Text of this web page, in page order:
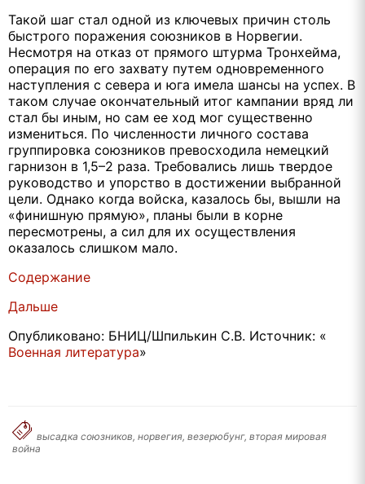
Такой шаг стал одной из ключевых причин столь
быстрого поражения союзников в Норвегии.
Несмотря на отказ от прямого штурма Тронхейма,
операция по его захвату путем одновременного
наступления с севера и юга имела шансы на успех. В
таком случае окончательный итог кампании вряд ли
стал бы иным, но сам ее ход мог существенно
измениться. По численности личного состава
группировка союзников превосходила немецкий
гарнизон в 1,5–2 раза. Требовались лишь твердое
руководство и упорство в достижении выбранной
цели. Однако когда войска, казалось бы, вышли на
«финишную прямую», планы были в корне
пересмотрены, а сил для их осуществления
оказалось слишком мало.
Содержание
Дальше
Опубликовано: БНИЦ/Шпилькин С.В. Источник: «
Военная литература»
высадка союзников, норвегия, везерюбунг, вторая мировая
война